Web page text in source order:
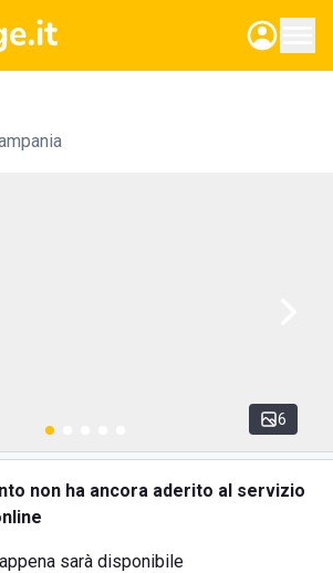
6
non ha ancora aderito al servizio
sarà disponibile